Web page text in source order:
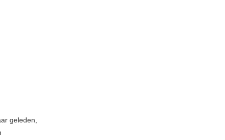
geleden,